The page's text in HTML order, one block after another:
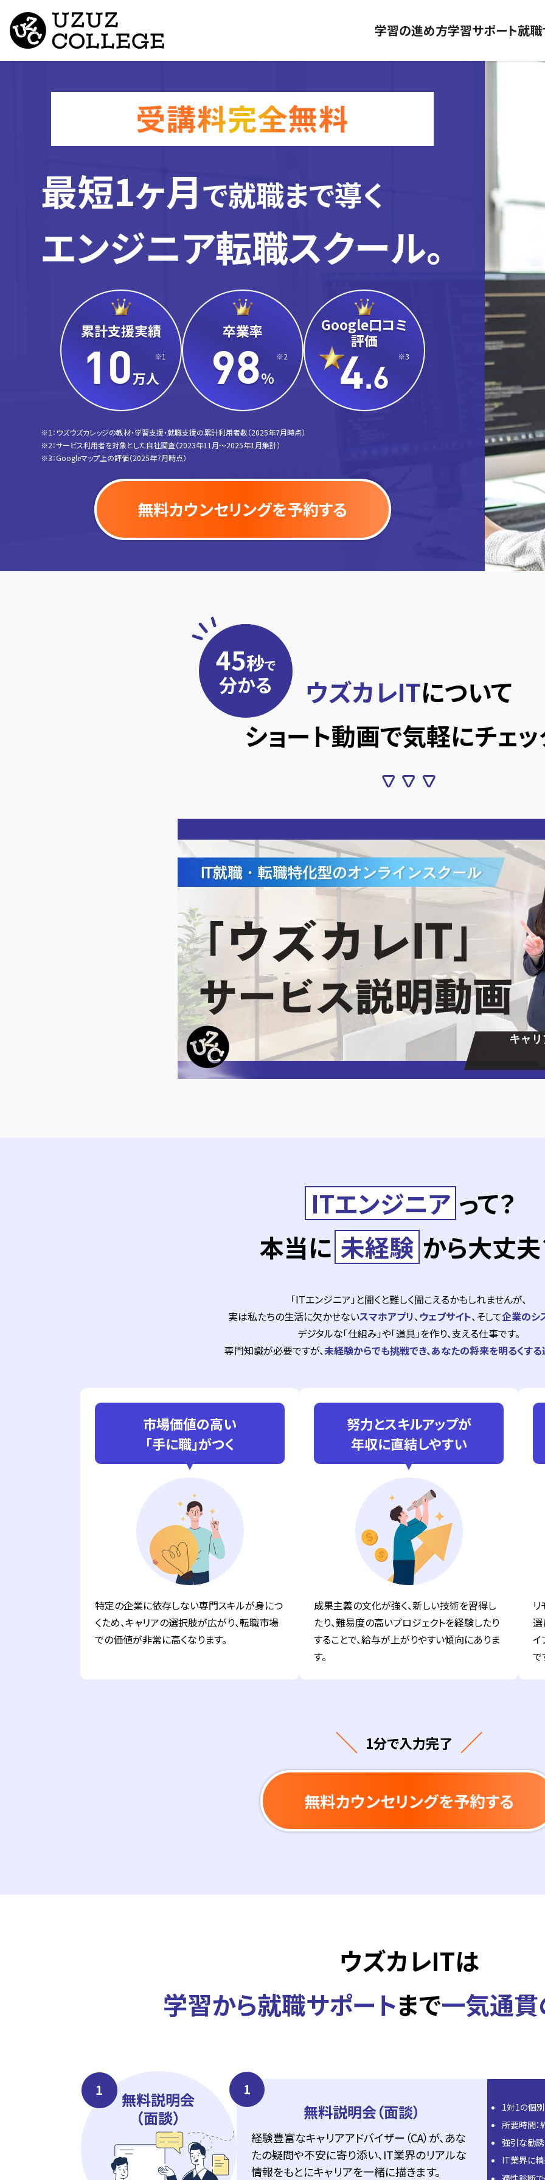
学習の進め方学習サポート就職
最短1ヶ月で就職まで導く
エンジニア転職スクール。
累計支援実績
10万人
※1
卒業率
98%
※2
Google口コミ
評価
4.6
※3
※1：ウズウズカレッジの教材・学習支援・就職支援の累計利用者数（2025年7月時点）
※2：サービス利用者を対象とした自社調査（2023年11月〜2025年1月集計）
※3：Googleマップ上の評価（2025年7月時点）
無料カウンセリングを予約する
45秒で
分かる ウズカレITについて
ショート動画で気軽にチェッ
ITエンジニア って？
本当に 未経験 から大丈夫
「ITエンジニア」と聞くと難しく聞こえるかもしれませんが、
実は私たちの生活に欠かせないスマホアプリ、ウェブサイト、そして企業のシ
デジタルな「仕組み」や「道具」を作り、支える仕事です。
専門知識が必要ですが、未経験からでも挑戦でき、あなたの将来を明るくす
市場価値の高い
「手に職」がつく
特定の企業に依存しない専門スキルが身につ
くため、キャリアの選択肢が広がり、転職市場
での価値が非常に高くなります。
努力とスキルアップが
年収に直結しやすい
成果主義の文化が強く、新しい技術を習得し
たり、難易度の高いプロジェクトを経験したり
することで、給与が上がりやすい傾向にありま
す。
選
イ
で
1分で入力完了
無料カウンセリングを予約する
ウズカレITは
学習から就職サポートまで一気通
1
無料説明会（面談）
経験豊富なキャリアアドバイザー（CA）が、あな
たの疑問や不安に寄り添い、IT業界のリアルな
情報をもとにキャリアを一緒に描きます。
1対1の個
所要時間：
強引な勧
IT業界に精